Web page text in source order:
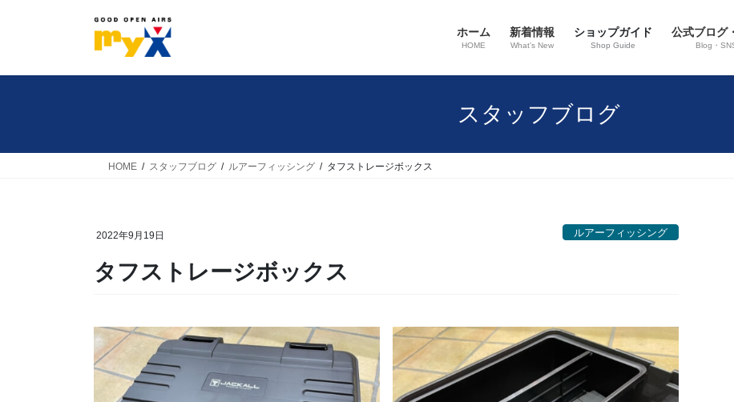
ン
ー
ホーム
HOME
新着情報
What’s New
ショップガイド
Shop Guide
公式ブログ
Blog・
スタッフブログ
HOME スタッフブログ ルアーフィッシング タフストレージボックス
2022年9月19日 ルアーフィッシング
タフストレージボックス